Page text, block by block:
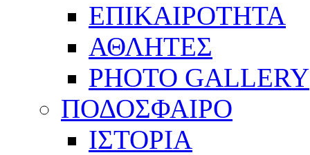
ΕΠΙΚΑΙΡΟΤΗΤΑ
ΑΘΛΗΤΕΣ
PHOTO GALLERY
ΠΟΔΟΣΦΑΙΡΟ
ΙΣΤΟΡΙΑ